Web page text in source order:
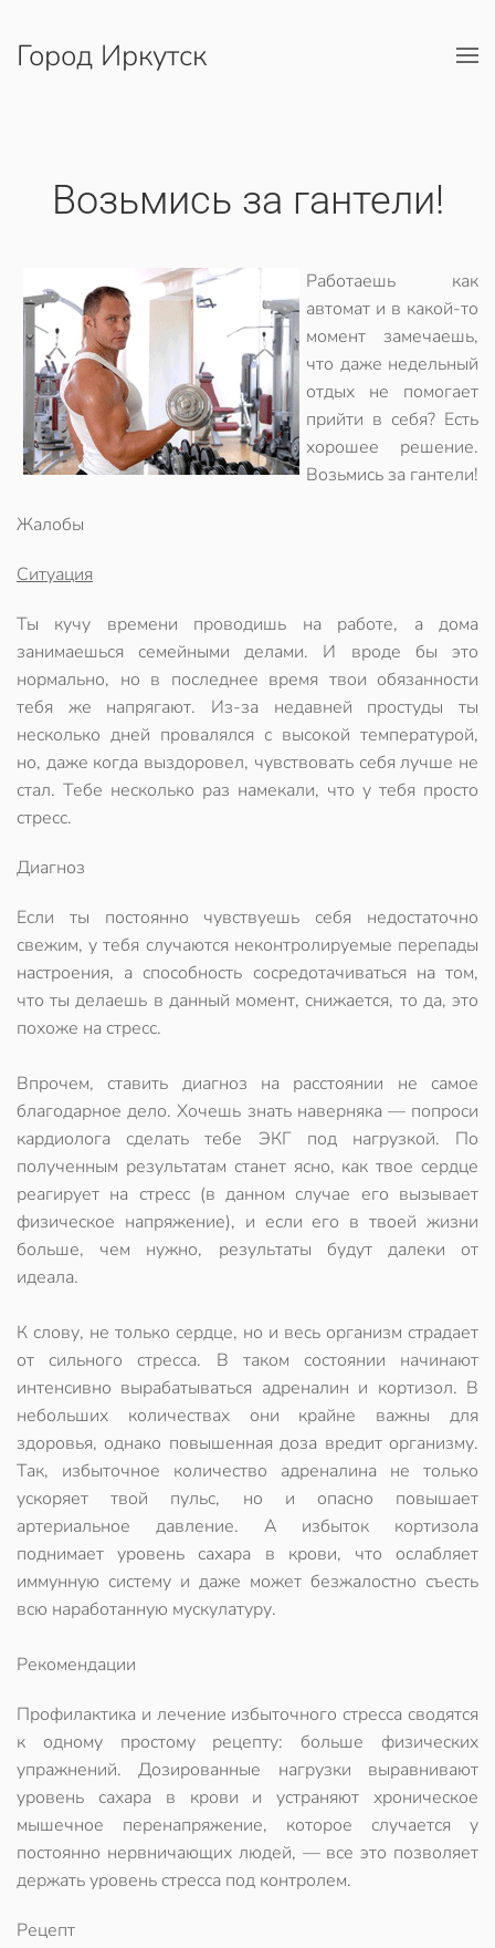
Перейти к содержимому
Город Иркутск
Возьмись за гантели!
Работаешь как
автомат и в какой-то
момент замечаешь,
что даже недельный
отдых не помогает
прийти в себя? Есть
хорошее решение.
Возьмись за гантели!
Жалобы
Ситуация
Ты кучу времени проводишь на работе, а дома
занимаешься семейными делами. И вроде бы это
нормально, но в последнее время твои обязанности
тебя же напрягают. Из-за недавней простуды ты
несколько дней провалялся с высокой температурой,
но, даже когда выздоровел, чувствовать себя лучше не
стал. Тебе несколько раз намекали, что у тебя просто
стресс.
Диагноз
Если ты постоянно чувствуешь себя недостаточно
свежим, у тебя случаются неконтролируемые перепады
настроения, а способность сосредотачиваться на том,
что ты делаешь в данный момент, снижается, то да, это
похоже на стресс.
Впрочем, ставить диагноз на расстоянии не самое
благодарное дело. Хочешь знать наверняка — попроси
кардиолога сделать тебе ЭКГ под нагрузкой. По
полученным результатам станет ясно, как твое сердце
реагирует на стресс (в данном случае его вызывает
физическое напряжение), и если его в твоей жизни
больше, чем нужно, результаты будут далеки от
идеала.
К слову, не только сердце, но и весь организм страдает
от сильного стресса. В таком состоянии начинают
интенсивно вырабатываться адреналин и кортизол. В
небольших количествах они крайне важны для
здоровья, однако повышенная доза вредит организму.
Так, избыточное количество адреналина не только
ускоряет твой пульс, но и опасно повышает
артериальное давление. А избыток кортизола
поднимает уровень сахара в крови, что ослабляет
иммунную систему и даже может безжалостно съесть
всю наработанную мускулатуру.
Рекомендации
Профилактика и лечение избыточного стресса сводятся
к одному простому рецепту: больше физических
упражнений. Дозированные нагрузки выравнивают
уровень сахара в крови и устраняют хроническое
мышечное перенапряжение, которое случается у
постоянно нервничающих людей, — все это позволяет
держать уровень стресса под контролем.
Рецепт